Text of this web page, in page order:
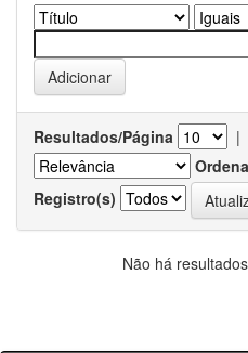
Resultados/Página |
Registro(s)
Não há